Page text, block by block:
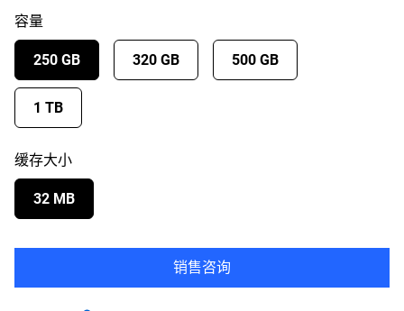
容量
250 GB 320 GB 500 GB
1 TB
缓存大小
32 MB
销售咨询